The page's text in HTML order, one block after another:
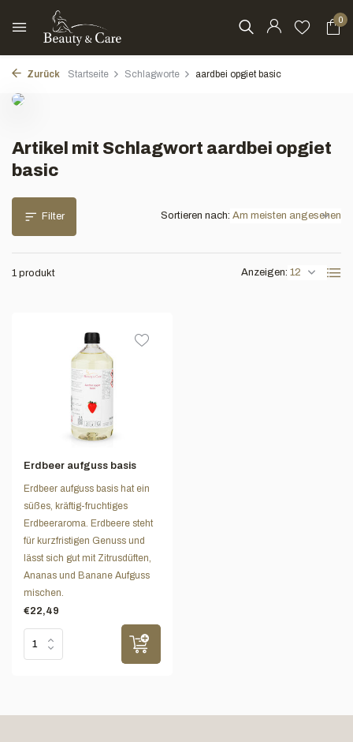
0
Zurück Startseite Schlagworte aardbei opgiet basic
Artikel mit Schlagwort aardbei opgiet
basic
Filter
1 produkt Anzeigen:
Sortieren nach:
Erdbeer aufguss basis
Erdbeer aufguss basis hat ein
süßes, kräftig-fruchtiges
Erdbeeraroma. Erdbeere steht
für kurzfristigen Genuss und
lässt sich gut mit Zitrusdüften,
Ananas und Banane Aufguss
mischen.
€22,49